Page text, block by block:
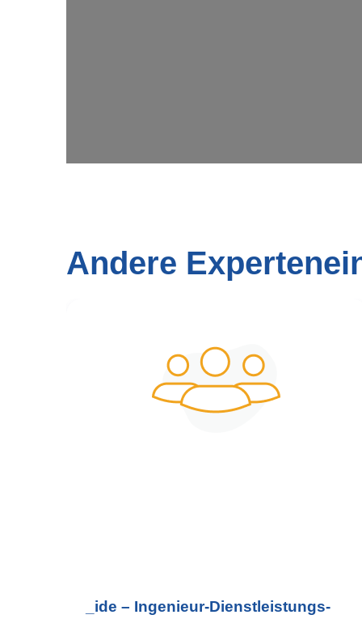
Andere
_ide – Ingenieur-Dienstleistungs-